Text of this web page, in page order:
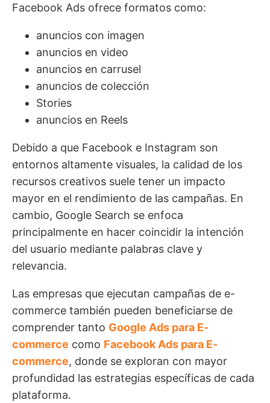
Facebook Ads ofrece formatos como:
anuncios con imagen
anuncios en video
anuncios en carrusel
anuncios de colección
Stories
anuncios en Reels
Debido a que Facebook e Instagram son
entornos altamente visuales, la calidad de los
recursos creativos suele tener un impacto
mayor en el rendimiento de las campañas. En
cambio, Google Search se enfoca
principalmente en hacer coincidir la intención
del usuario mediante palabras clave y
relevancia.
Las empresas que ejecutan campañas de e-
commerce también pueden beneficiarse de
comprender tanto Google Ads para E-
commerce como Facebook Ads para E-
commerce, donde se exploran con mayor
profundidad las estrategias específicas de cada
plataforma.